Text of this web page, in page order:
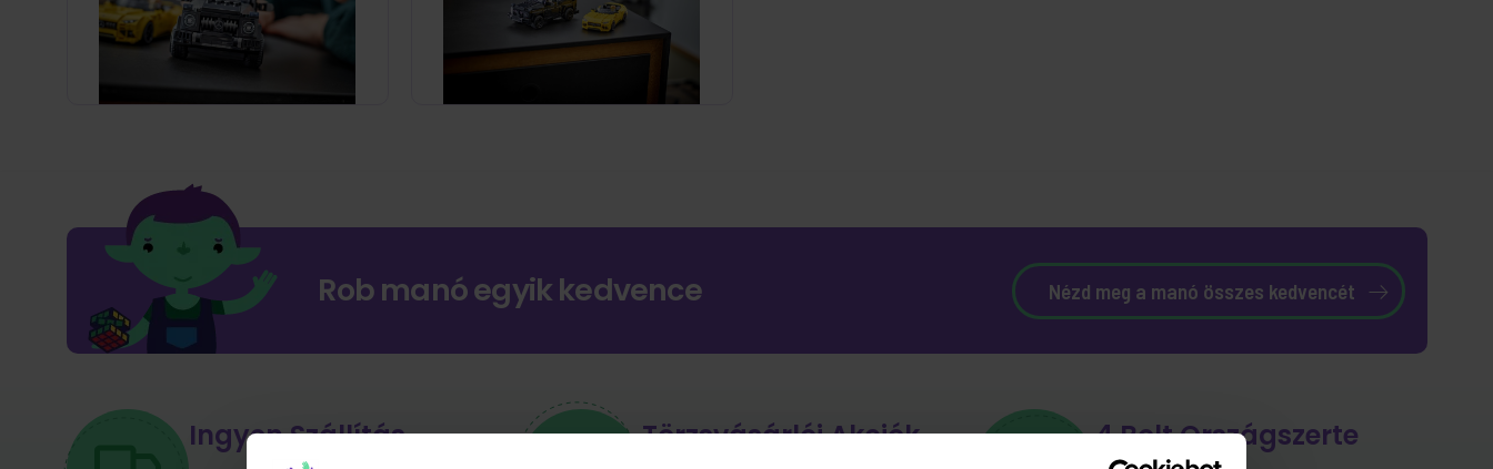
Rob manó egyik kedvence Nézd meg a manó összes kedvencét
Ingyen Szállítás Törzsvásárlói Akciók 4 Bolt Országszerte